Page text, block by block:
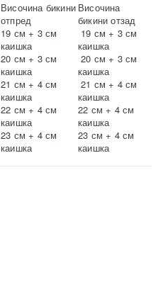
Височина бикини
отпред
Височина
бикини отзад
19 см + 3 см
каишка
19 см + 3 см
каишка
20 см + 3 см
каишка
20 см + 3 см
каишка
21 см + 4 см
каишка
21 см + 4 см
каишка
22 см + 4 см
каишка
22 см + 4 см
каишка
23 см + 4 см
каишка
23 см + 4 см
каишка